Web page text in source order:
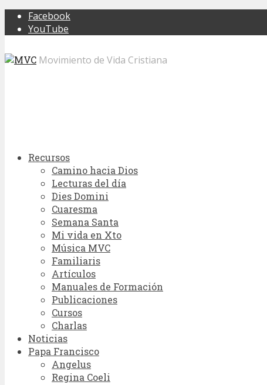
Facebook
YouTube
Movimiento de Vida Cristiana
Recursos
Camino hacia Dios
Lecturas del día
Dies Domini
Cuaresma
Semana Santa
Mi vida en Xto
Música MVC
Familiaris
Artículos
Manuales de Formación
Publicaciones
Cursos
Charlas
Noticias
Papa Francisco
Angelus
Regina Coeli